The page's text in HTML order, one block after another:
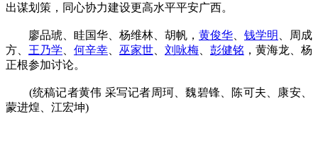
出谋划策，同心协力建设更高水平平安广西。
廖品琥、眭国华、杨维林、胡帆， 黄俊华 钱学明
、周成
方、 王乃学 何辛幸 巫家世 刘咏梅 彭健铭 ，黄海龙、杨
正根参加讨论。
(统稿记者黄伟 采写记者周珂、魏碧锋、陈可夫、康安、
蒙进煌、江宏坤)